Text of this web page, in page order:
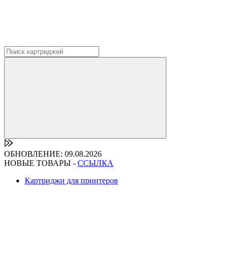
ОБНОВЛЕНИЕ: 09.08.2026
НОВЫЕ ТОВАРЫ - ССЫЛКА
Картриджи для принтеров